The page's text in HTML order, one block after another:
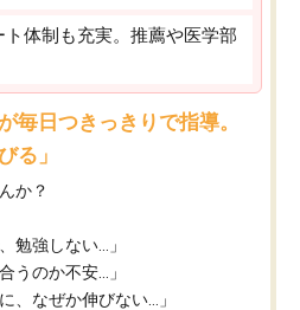
体制も充実。推薦や医学部
毎日つきっきりで指導。
る」
か？
勉強しない…」
うのか不安…」
、なぜか伸びない…」